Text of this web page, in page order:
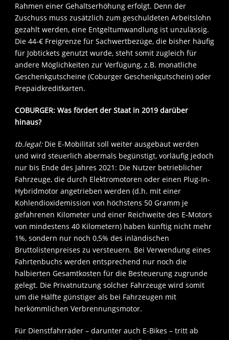
Rahmen einer Gehaltserhöhung erfolgt. Denn der
Zuschuss muss zusätzlich zum geschuldeten Arbeitslohn
gezahlt werden, eine Entgeltumwandlung ist unzulässig.
Die 44-€ Freigrenze für Sachwertbezüge, die bisher häufig
für Jobtickets genutzt wurde, steht somit zugleich für
andere Möglichkeiten zur Verfügung, z.B. monatliche
Geschenkgutscheine (Coburger Geschenkgutschein) oder
Prepaidkreditkarten.
COBURGER: Was fördert der Staat in 2019 darüber
hinaus?
tb.legal:Die E-Mobilität soll weiter ausgebaut werden
und wird steuerlich abermals begünstigt, vorläufig jedoch
nur bis Ende des Jahres 2021: Die Nutzer betrieblicher
Fahrzeuge, die durch Elektromotoren oder einen Plug-In-
Hybridmotor angetrieben werden (d.h. mit einer
Kohlendioxidemission von höchstens 50 Gramm je
gefahrenen Kilometer und einer Reichweite des E-Motors
von mindestens 40 Kilometern) haben künftig nicht mehr
1%, sondern nur noch 0,5% des inländischen
Bruttolistenpreises zu versteuern. Bei Verwendung eines
Fahrtenbuchs werden entsprechend nur noch die
halbierten Gesamtkosten für die Besteuerung zugrunde
gelegt. Die Privatnutzung solcher Fahrzeuge wird somit
um die Hälfte günstiger als bei Fahrzeugen mit
herkömmlichen Verbrennungsmotor.
Für Dienstfahrräder – darunter auch E-Bikes – tritt ab